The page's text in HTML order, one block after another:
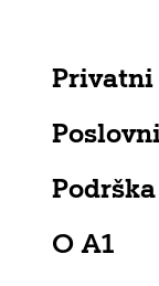
Podrška
O A1